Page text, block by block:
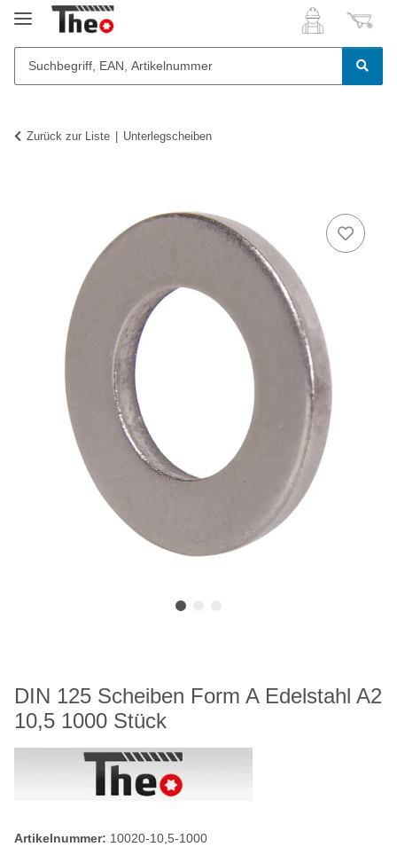
Zurück zur Liste Unterlegscheiben
DIN 125 Scheiben Form A Edelstahl A2
10,5 1000 Stück
Artikelnummer: 10020-10,5-1000